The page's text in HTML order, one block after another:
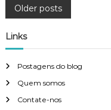
P
o
s
t
Older posts
Links
Postagens do blog
Quem somos
Contate-nos